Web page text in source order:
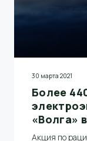
30 марта 2021
Более
«Волга»
Акция по